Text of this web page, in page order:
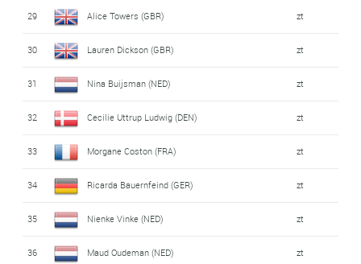
29 Alice Towers (GBR) zt
30 Lauren Dickson (GBR) zt
31 Nina Buijsman (NED) zt
32 Cecilie Uttrup Ludwig (DEN) zt
33 Morgane Coston (FRA) zt
34 Ricarda Bauernfeind (GER) zt
35 Nienke Vinke (NED) zt
36 Maud Oudeman (NED) zt